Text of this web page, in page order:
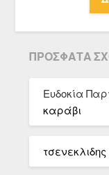
ΠΡΌΣΦΑΤΑ
Ευδοκία
καράβι